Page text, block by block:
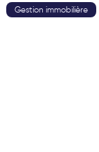
Gestion immobilière